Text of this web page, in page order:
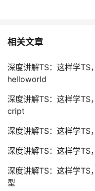
相关文章
深度讲解TS：这样学TS
helloworld
深度讲解TS：这样学
cript
深度讲解TS：这样学TS
深度讲解TS：这样学TS
深度讲解TS：这样学TS
型